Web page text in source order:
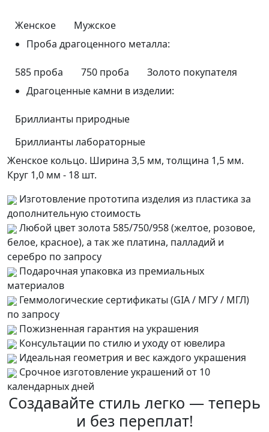
Женское
Мужское
Проба драгоценного металла:
585 проба 750 проба
Золото покупателя
Драгоценные камни в изделии:
Бриллианты природные
Бриллианты лабораторные
Женское кольцо. Ширина 3,5 мм, толщина 1,5 мм.
Круг 1,0 мм - 18 шт.
Изготовление прототипа изделия из пластика за
дополнительную стоимость
Любой цвет золота 585/750/958 (желтое, розовое,
белое, красное), а так же платина, палладий и
серебро по запросу
Подарочная упаковка из премиальных
материалов
Геммологические сертификаты (GIA / МГУ / МГЛ)
по запросу
Пожизненная гарантия на украшения
Консультации по стилю и уходу от ювелира
Идеальная геометрия и вес каждого украшения
Срочное изготовление украшений от 10
календарных дней
Создавайте стиль легко — теперь
и без переплат!